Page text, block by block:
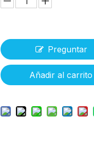
Preguntar
Añadir al carrito